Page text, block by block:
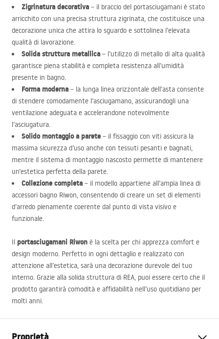
Zigrinatura decorativa – il braccio del portasciugamani è stato
arricchito con una precisa struttura zigrinata, che costituisce una
decorazione unica che attira lo sguardo e sottolinea l’elevata
qualità di lavorazione.
Solida struttura metallica – l’utilizzo di metallo di alta qualità
garantisce piena stabilità e completa resistenza all’umidità
presente in bagno.
Forma moderna – la lunga linea orizzontale dell’asta consente
di stendere comodamente l’asciugamano, assicurandogli una
ventilazione adeguata e accelerandone notevolmente
l’asciugatura.
Solido montaggio a parete – il fissaggio con viti assicura la
massima sicurezza d’uso anche con tessuti pesanti e bagnati,
mentre il sistema di montaggio nascosto permette di mantenere
un’estetica perfetta della parete.
Collezione completa – il modello appartiene all’ampia linea di
accessori bagno Riwon, consentendo di creare un set di elementi
d’arredo pienamente coerente dal punto di vista visivo e
funzionale.
Il portasciugamani Riwon è la scelta per chi apprezza comfort e
design moderno. Perfetto in ogni dettaglio e realizzato con
attenzione all’estetica, sarà una decorazione durevole del tuo
interno. Grazie alla solida struttura di REA, puoi essere certo che il
prodotto garantirà comodità e affidabilità nell’uso quotidiano per
molti anni.